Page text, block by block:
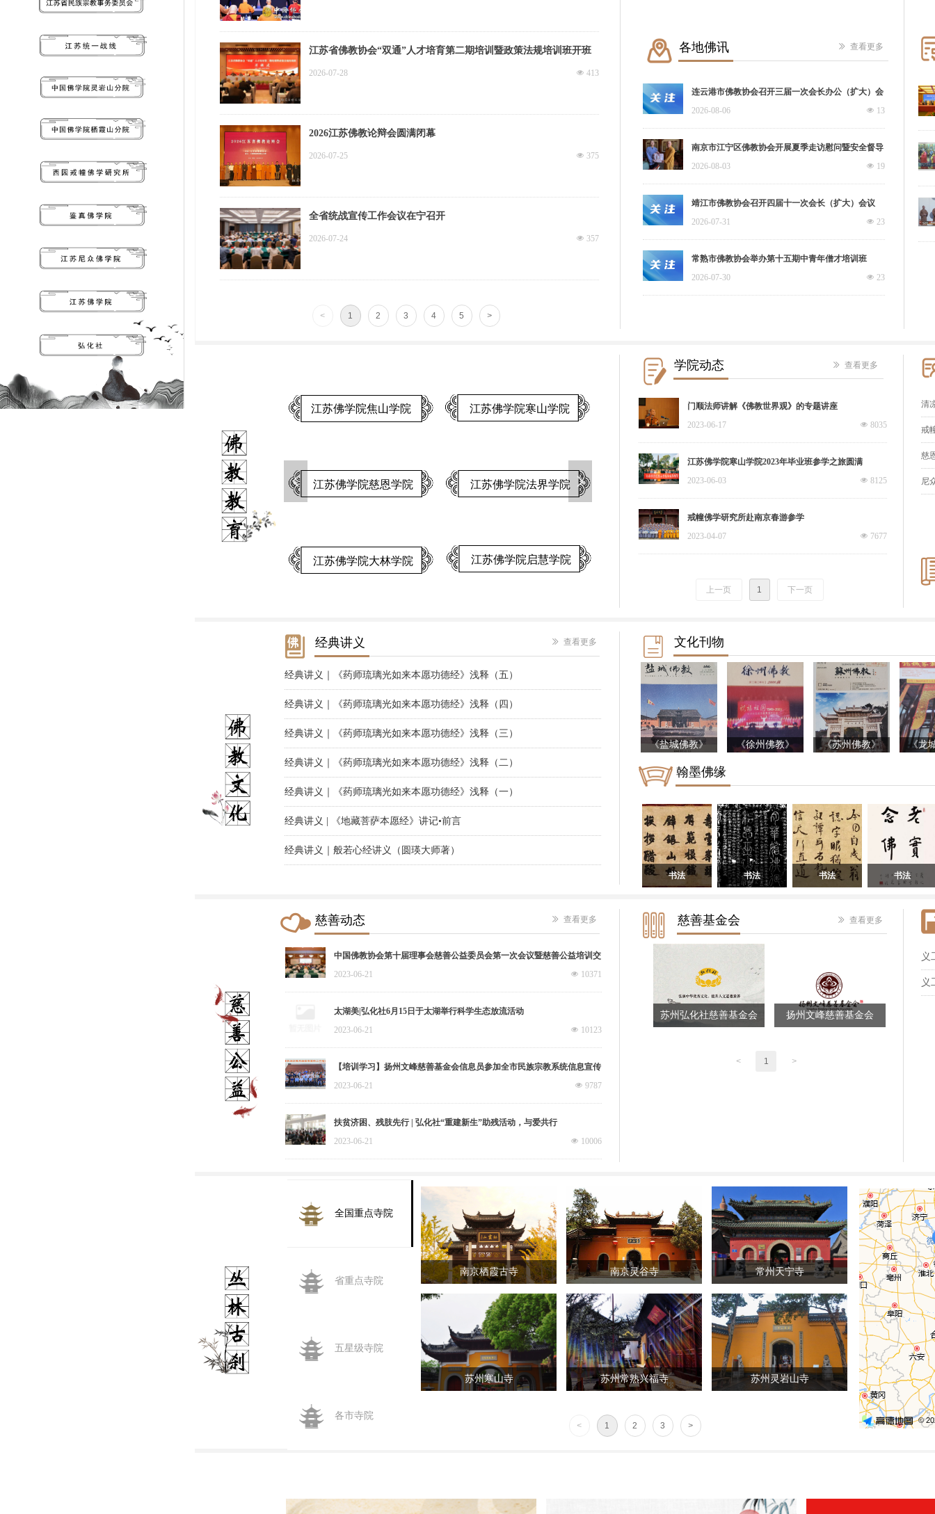
江苏省佛教协会“双通”人才培育第二期培训暨政策法规培训班开班
式在苏州举行
넶 413
2026-07-28
2026江苏佛教论辩会圆满闭幕
넶 375
2026-07-25
全省统战宣传工作会议在宁召开
넶 357
2026-07-24
< 1 2 3 4 5 >
连云港市佛教协会召开三届一次会长办公（扩大）会
议
넶 13
2026-08-06
南京市江宁区佛教协会开展夏季走访慰问暨安全督导
工作
넶 19
2026-08-03
靖江市佛教协会召开四届十一次会长（扩大）会议
넶 23
2026-07-31
常熟市佛教协会举办第十五期中青年僧才培训班
넶 23
2026-07-30
各地佛讯 ꅀ 查看更多
学院动态
门顺法师讲解《佛教世界观》的专题讲座
넶 8035
2023-06-17
江苏佛学院寒山学院2023年毕业班参学之旅圆满
넶 8125
2023-06-03
戒幢佛学研究所赴南京春游参学
넶 7677
2023-04-07
上一页 1 下一页
清
戒
慈
尼
ꅀ 查看更多
全国重点寺院
省重点寺院
五星级寺院
各市寺院
南京栖霞古寺 南京灵谷寺 常州天宁寺
苏州寒山寺 苏州常熟兴福寺 苏州灵岩山寺
< 1 2 3 >
文化刊物
翰墨佛缘
经典讲义 ꅀ 查看更多
书法 书法 书法 书法
《盐城佛教》 《徐州佛教》 《苏州佛教》 《龙
慈善动态 ꅀ 查看更多 ꅀ 查看更多
中国佛教协会第十届理事会慈善公益委员会第一次会议暨慈善公益培训交
流活动在江苏苏州召开
넶 10371
2023-06-21
太湖美|弘化社6月15日于太湖举行科学生态放流活动
넶 10123
2023-06-21
【培训学习】扬州文峰慈善基金会信息员参加全市民族宗教系统信息宣传
工作培训
넶 9787
2023-06-21
扶贫济困、残肢先行 | 弘化社“重建新生”助残活动，与爱共行
넶 10006
2023-06-21
慈善基金会
义
义
苏州弘化社慈善基金会 扬州文峰慈善基金会
< 1 >
佛学院焦山学院 江苏佛学院寒山学院
江苏佛学院法界学院
江苏佛学院清凉学院 江苏佛学院灵岩山学院
江苏佛学院栖霞山学院 鉴真佛学院
戒幢佛学研究所 江苏尼众佛学院
넳 넲